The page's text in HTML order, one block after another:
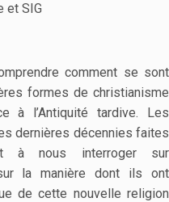
et SIG
comment se sont
formes de christianisme
à l’Antiquité tardive. Les
dernières décennies faites
à nous interroger sur
la manière dont ils ont
de cette nouvelle religion